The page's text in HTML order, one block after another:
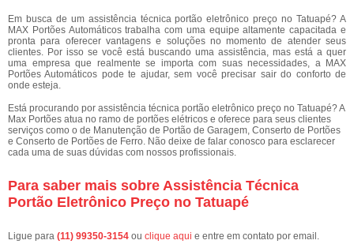
Em busca de um assistência técnica portão eletrônico preço no Tatuapé? A
MAX Portões Automáticos trabalha com uma equipe altamente capacitada e
pronta para oferecer vantagens e soluções no momento de atender seus
clientes. Por isso se você está buscando uma assistência, mas está a quer
uma empresa que realmente se importa com suas necessidades, a MAX
Portões Automáticos pode te ajudar, sem você precisar sair do conforto de
onde esteja.
Está procurando por assistência técnica portão eletrônico preço no Tatuapé? A
Max Portões atua no ramo de portões elétricos e oferece para seus clientes
serviços como o de Manutenção de Portão de Garagem, Conserto de Portões
e Conserto de Portões de Ferro. Não deixe de falar conosco para esclarecer
cada uma de suas dúvidas com nossos profissionais.
Para saber mais sobre Assistência Técnica
Portão Eletrônico Preço no Tatuapé
Ligue para (11) 99350-3154 ou clique aqui e entre em contato por email.